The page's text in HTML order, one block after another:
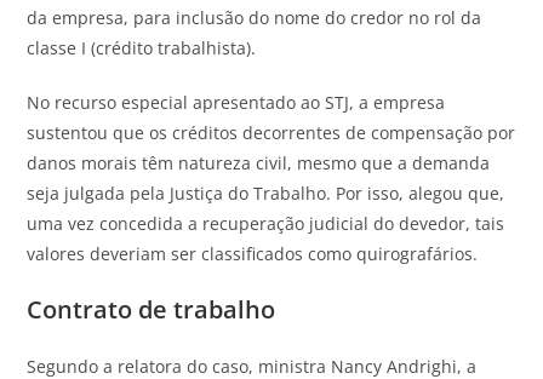
da empresa, para inclusão do nome do credor no rol da
classe I (crédito trabalhista).
No recurso especial apresentado ao STJ, a empresa
sustentou que os créditos decorrentes de compensação por
danos morais têm natureza civil, mesmo que a demanda
seja julgada pela Justiça do Trabalho. Por isso, alegou que,
uma vez concedida a recuperação judicial do devedor, tais
valores deveriam ser classificados como quirografários.
Contrato de tr​abalho
Segundo a relatora do caso, ministra Nancy Andrighi, a